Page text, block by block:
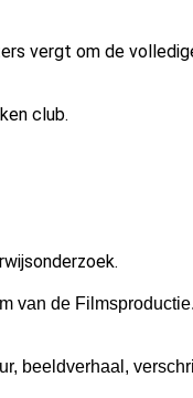
vergt om de
club.
van de Filmsproductie.
beeldverhaal,